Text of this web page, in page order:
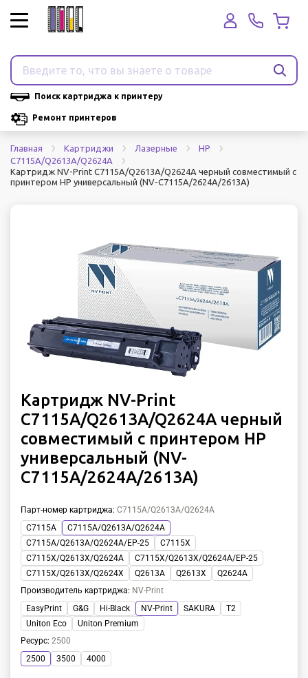
Поиск картриджа к принтеру
Ремонт принтеров
Главная Картриджи Лазерные
HP
C7115A/Q2613A/Q2624A
Картридж NV-Print C7115A/Q2613A/Q2624A черный совместимый с
принтером HP универсальный (NV-C7115A/2624A/2613A)
Картридж NV-Print
C7115A/Q2613A/Q2624A черный
совместимый с принтером HP
универсальный (NV-
C7115A/2624A/2613A)
Парт-номер картриджа: C7115A/Q2613A/Q2624A
C7115A
C7115A/Q2613A/Q2624A
C7115A/Q2613A/Q2624A/EP-25
C7115X
C7115X/Q2613X/Q2624A
C7115X/Q2613X/Q2624A/EP-25
C7115X/Q2613X/Q2624X
Q2613A Q2613X
Q2624A
Производитель картриджа: NV-Print
EasyPrint
G&G Hi-Black NV-Print SAKURA
T2
Uniton Eco
Uniton Premium
Ресурс: 2500
2500
3500 4000